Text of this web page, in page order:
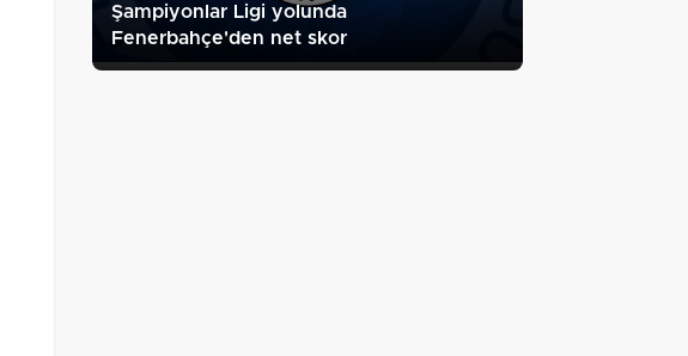
Şampiyonlar Ligi yolunda
Fenerbahçe'den net skor